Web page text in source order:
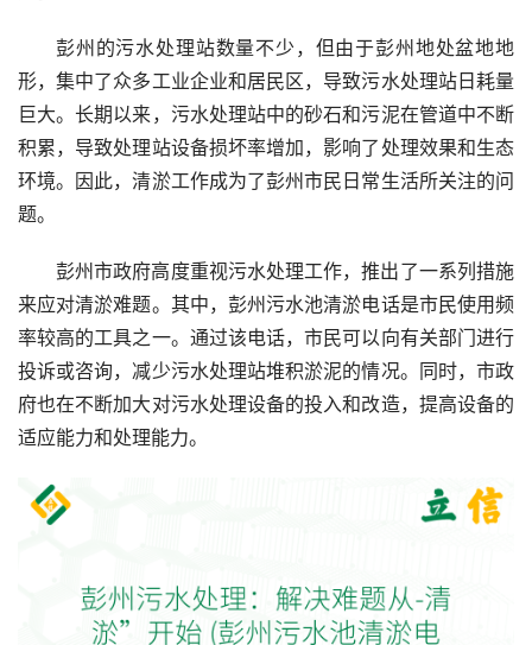
彭州的污水处理站数量不少，但由于彭州地处盆地地
形，集中了众多工业企业和居民区，导致污水处理站日耗量
巨大。长期以来，污水处理站中的砂石和污泥在管道中不断
积累，导致处理站设备损坏率增加，影响了处理效果和生态
环境。因此，清淤工作成为了彭州市民日常生活所关注的问
题。
彭州市政府高度重视污水处理工作，推出了一系列措施
来应对清淤难题。其中，彭州污水池清淤电话是市民使用频
率较高的工具之一。通过该电话，市民可以向有关部门进行
投诉或咨询，减少污水处理站堆积淤泥的情况。同时，市政
府也在不断加大对污水处理设备的投入和改造，提高设备的
适应能力和处理能力。